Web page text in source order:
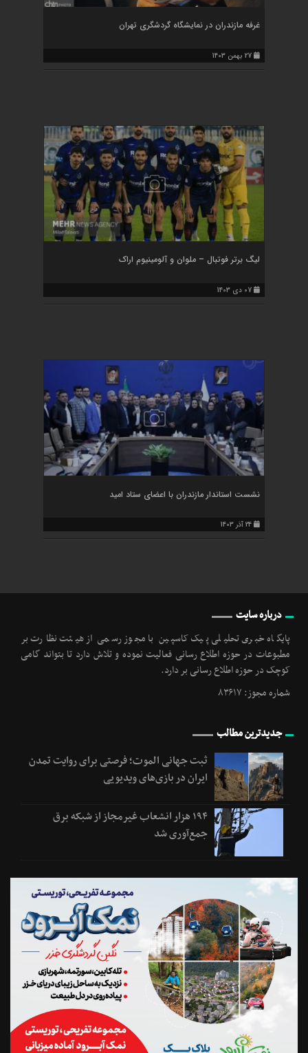
غرفه مازندران در نمایشگاه گردشگری تهران
27 بهمن 1403
لیگ برتر فوتبال – ملوان و آلومینیوم اراک
07 دی 1403
نشست استاندار مازندران با اعضای ستاد امید
24 آذر 1403
درباره سایت
پایگاه خبری تحلیلی پیک کاسپین با مجوز رسمی از هیئت نظارت بر
مطبوعات در حوزه اطلاع رسانی فعالیت نموده و تلاش دارد تا بتواند گامی
کوچک در حوزه اطلاع رسانی بر دارد.
شماره مجوز: ۸۳۶۱۷
جدیدترین مطالب
ثبت جهانی الموت؛ فرصتی برای روایت تمدن
ایران در بازی‌های ویدیویی
۱۹۴ هزار انشعاب غیرمجاز از شبکه برق
جمع‌آوری شد